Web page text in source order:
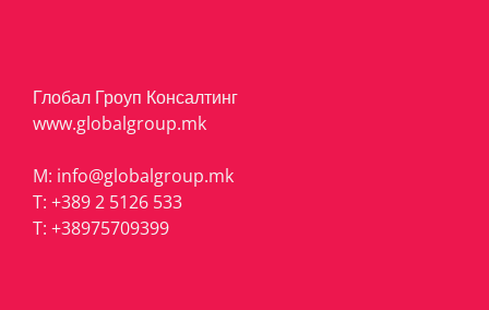
Глобал Гроуп Консалтинг
www.globalgroup.mk
M: info@globalgroup.mk
T: +389 2 5126 533
T: +38975709399